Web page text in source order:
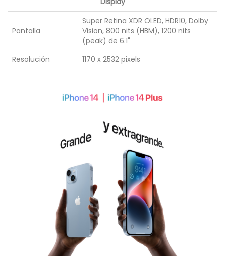
Pantalla
Super Retina XDR OLED, HDR10, Dolby
Vision, 800 nits (HBM), 1200 nits
(peak) de 6.1"
Resolución
1170 x 2532 pixels